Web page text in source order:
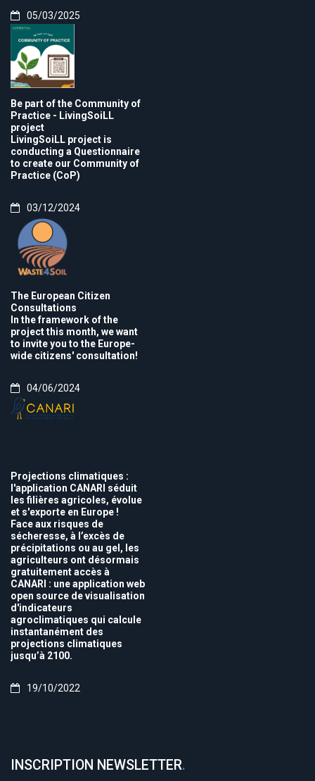
05/03/2025
Be part of the Community of
Practice - LivingSoiLL
project
LivingSoiLL project is
conducting a Questionnaire
to create our Community of
Practice (CoP)
03/12/2024
The European Citizen
Consultations
In the framework of the
project this month, we want
to invite you to the Europe-
wide citizens' consultation!
04/06/2024
Projections climatiques :
l'application CANARI séduit
les filières agricoles, évolue
et s'exporte en Europe !
Face aux risques de
sécheresse, à l’excès de
précipitations ou au gel, les
agriculteurs ont désormais
gratuitement accès à
CANARI : une application web
open source de visualisation
d'indicateurs
agroclimatiques qui calcule
instantanément des
projections climatiques
jusqu’à 2100.
19/10/2022
INSCRIPTION NEWSLETTER.